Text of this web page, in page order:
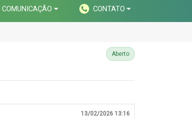
COMUNICAÇÃO CONTATO
Aberto
13/02/2026 13:16